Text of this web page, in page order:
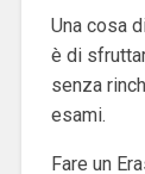
Una cosa
è di
senza
esami.
Fare un